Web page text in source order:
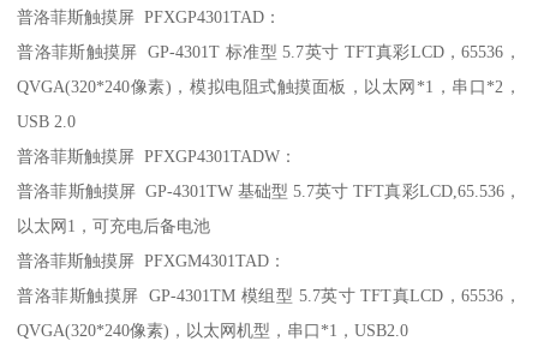
普洛菲斯触摸屏 PFXGP4301TAD：
普洛菲斯触摸屏 GP-4301T 标准型 5.7英寸 TFT真彩LCD，65536，
QVGA(320*240像素)，模拟电阻式触摸面板，以太网*1，串口*2，
USB 2.0
普洛菲斯触摸屏 PFXGP4301TADW：
普洛菲斯触摸屏 GP-4301TW 基础型 5.7英寸 TFT真彩LCD,65.536，
以太网1，可充电后备电池
普洛菲斯触摸屏 PFXGM4301TAD：
普洛菲斯触摸屏 GP-4301TM 模组型 5.7英寸 TFT真LCD，65536，
QVGA(320*240像素)，以太网机型，串口*1，USB2.0